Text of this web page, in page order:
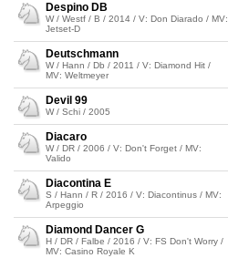
Despino DB
W / Westf / B / 2014 / V: Don Diarado / MV:
Jetset-D
Deutschmann
W / Hann / Db / 2011 / V: Diamond Hit /
MV: Weltmeyer
Devil 99
W / Schi / 2005
Diacaro
W / DR / 2006 / V: Don't Forget / MV:
Valido
Diacontina E
S / Hann / R / 2016 / V: Diacontinus / MV:
Arpeggio
Diamond Dancer G
H / DR / Falbe / 2016 / V: FS Don't Worry /
MV: Casino Royale K